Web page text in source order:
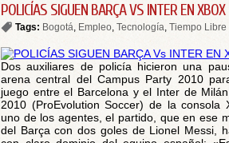
POLICÍAS SIGUEN BARÇA VS INTER EN XBOX
Tags: Bogotá, Empleo, Tecnología, Tiempo Libre
Dos auxiliares de policía hicieron una
arena central del Campus Party 2010
juego entre el Barcelona y el Inter de
2010 (ProEvolution Soccer) de la consola
uno de los agentes, el partido, que en ese
del Barça con dos goles de Lionel Messi,